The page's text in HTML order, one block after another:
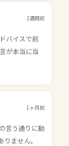
2週間前
バイスで前
が本当に当
1ヶ月前
言う通りに動
ません。